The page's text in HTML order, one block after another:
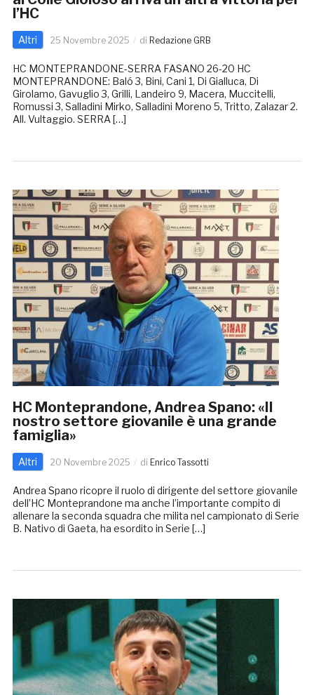
l’HC
Altri 25 Novembre 2025 di Redazione GRB
HC MONTEPRANDONE-SERRA FASANO 26-20 HC
MONTEPRANDONE: Baló 3, Bini, Cani 1, Di Gialluca, Di
Girolamo, Gavuglio 3, Grilli, Landeiro 9, Macera, Muccitelli,
Romussi 3, Salladini Mirko, Salladini Moreno 5, Tritto, Zalazar 2.
All. Vultaggio. SERRA […]
HC Monteprandone, Andrea Spano: «Il
nostro settore giovanile è una grande
famiglia»
Altri 20 Novembre 2025 di Enrico Tassotti
Andrea Spano ricopre il ruolo di dirigente del settore giovanile
dell’HC Monteprandone ma anche l’importante compito di
allenare la seconda squadra che milita nel campionato di Serie
B. Nativo di Gaeta, ha esordito in Serie […]